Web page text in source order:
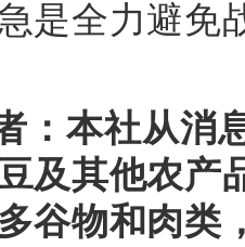
是全力避免
：本社从消
及其他农产
谷物和肉类